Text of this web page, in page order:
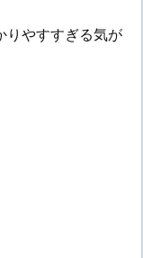
りやすすぎる気が